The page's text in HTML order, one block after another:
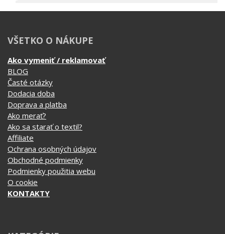
VŠETKO O NÁKUPE
Ako vymeniť / reklamovať
BLOG
Časté otázky
Dodacia doba
Doprava a platba
Ako merať?
Ako sa starať o textil?
Affiliate
Ochrana osobných údajov
Obchodné podmienky
Podmienky použitia webu
O cookie
KONTAKTY